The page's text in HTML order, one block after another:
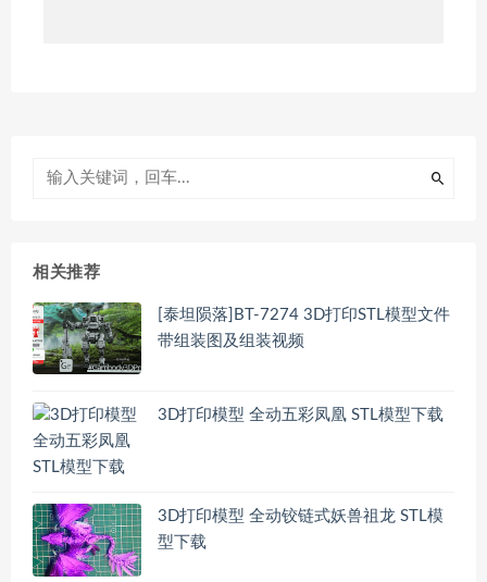
相关推荐
[泰坦陨落]BT-7274 3D打印STL模型文件
带组装图及组装视频
3D打印模型 全动五彩凤凰 STL模型下载
3D打印模型 全动铰链式妖兽祖龙 STL模
型下载